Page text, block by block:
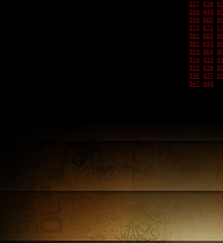
837 838
848 849
859 860
870 871
881 882
892 893
903 904
914 915
925 926
936 937
947 948